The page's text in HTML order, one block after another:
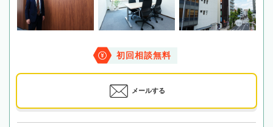
初回相談無料
メールする